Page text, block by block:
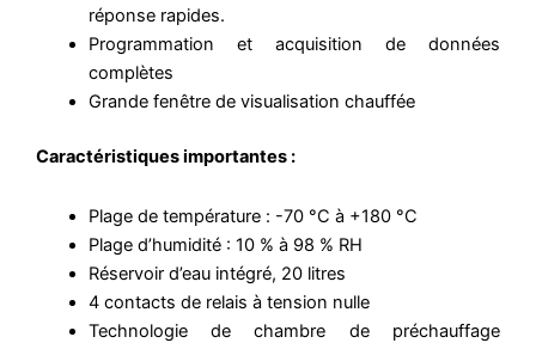
réponse rapides.
Programmation et acquisition de données
complètes
Grande fenêtre de visualisation chauffée
Caractéristiques importantes :
Plage de température : -70 °C à +180 °C
Plage d’humidité : 10 % à 98 % RH
Réservoir d’eau intégré, 20 litres
4 contacts de relais à tension nulle
Technologie de chambre de préchauffage